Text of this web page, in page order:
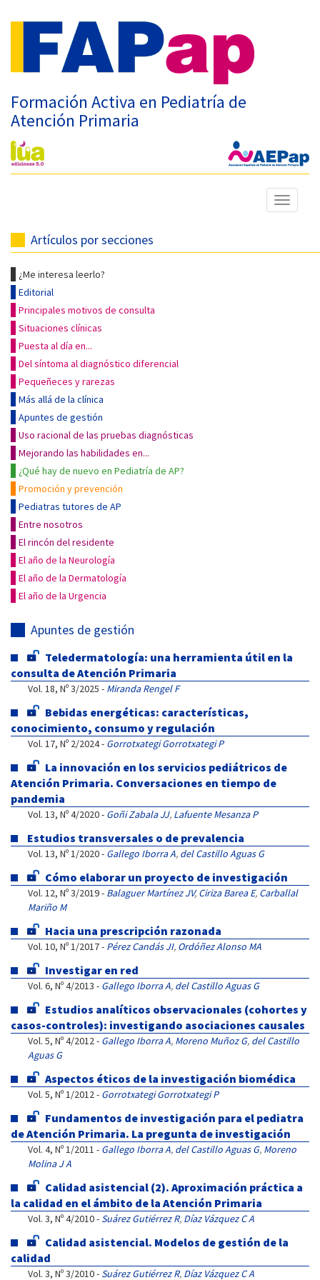
Formación Activa en Pediatría de
Atención Primaria
Mostrar
menú
Artículos por secciones
¿Me interesa leerlo?
Editorial
Principales motivos de consulta
Situaciones clínicas
Puesta al día en...
Del síntoma al diagnóstico diferencial
Pequeñeces y rarezas
Más allá de la clínica
Apuntes de gestión
Uso racional de las pruebas diagnósticas
Mejorando las habilidades en...
¿Qué hay de nuevo en Pediatría de AP?
Promoción y prevención
Pediatras tutores de AP
Entre nosotros
El rincón del residente
El año de la Neurología
El año de la Dermatología
El año de la Urgencia
Apuntes de gestión
Teledermatología: una herramienta útil en la
consulta de Atención Primaria
Vol. 18, Nº 3/2025 - Miranda Rengel F
Bebidas energéticas: características,
conocimiento, consumo y regulación
Vol. 17, Nº 2/2024 - Gorrotxategi Gorrotxategi P
La innovación en los servicios pediátricos de
Atención Primaria. Conversaciones en tiempo de
pandemia
Vol. 13, Nº 4/2020 - Goñi Zabala JJ, Lafuente Mesanza P
Estudios transversales o de prevalencia
Vol. 13, Nº 1/2020 - Gallego Iborra A, del Castillo Aguas G
Cómo elaborar un proyecto de investigación
Vol. 12, Nº 3/2019 - Balaguer Martínez JV,Ciriza Barea E, Carballal
Mariño M
Hacia una prescripción razonada
Vol. 10, Nº 1/2017 - Pérez Candás JI, Ordóñez Alonso MA
Investigar en red
Vol. 6, Nº 4/2013 - Gallego Iborra A, del Castillo Aguas G
Estudios analíticos observacionales (cohortes y
casos-controles): investigando asociaciones causales
Vol. 5, Nº 4/2012 - Gallego Iborra A, Moreno Muñoz G, del Castillo
Aguas G
Aspectos éticos de la investigación biomédica
Vol. 5, Nº 1/2012 - Gorrotxategi Gorrotxategi P
Fundamentos de investigación para el pediatra
de Atención Primaria. La pregunta de investigación
Vol. 4, Nº 1/2011 - Gallego Iborra A, del Castillo Aguas G, Moreno
Molina J A
Calidad asistencial (2). Aproximación práctica a
la calidad en el ámbito de la Atención Primaria
Vol. 3, Nº 4/2010 - Suárez Gutiérrez R, Díaz Vázquez C A
Calidad asistencial. Modelos de gestión de la
calidad
Vol. 3, Nº 3/2010 - Suárez Gutiérrez R, Díaz Vázquez C A